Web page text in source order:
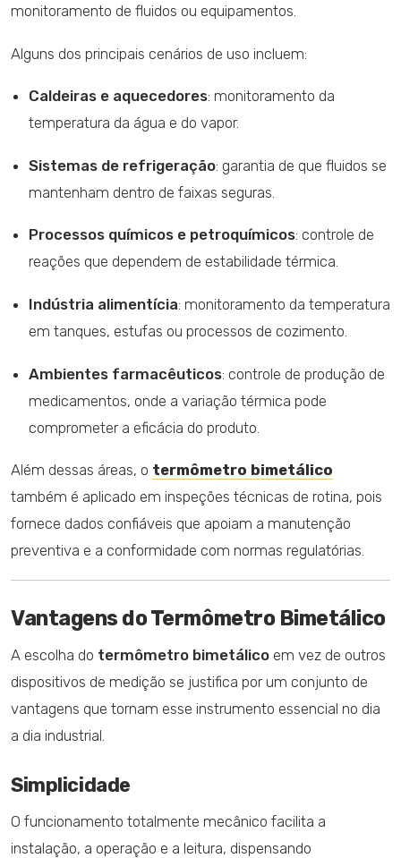
monitoramento de fluidos ou equipamentos.
Alguns dos principais cenários de uso incluem:
Caldeiras e aquecedores: monitoramento da
temperatura da água e do vapor.
Sistemas de refrigeração: garantia de que fluidos se
mantenham dentro de faixas seguras.
Processos químicos e petroquímicos: controle de
reações que dependem de estabilidade térmica.
Indústria alimentícia: monitoramento da temperatura
em tanques, estufas ou processos de cozimento.
Ambientes farmacêuticos: controle de produção de
medicamentos, onde a variação térmica pode
comprometer a eficácia do produto.
Além dessas áreas, o termômetro bimetálico
também é aplicado em inspeções técnicas de rotina, pois
fornece dados confiáveis que apoiam a manutenção
preventiva e a conformidade com normas regulatórias.
Vantagens do Termômetro Bimetálico
A escolha do termômetro bimetálico em vez de outros
dispositivos de medição se justifica por um conjunto de
vantagens que tornam esse instrumento essencial no dia
a dia industrial.
Simplicidade
O funcionamento totalmente mecânico facilita a
instalação, a operação e a leitura, dispensando